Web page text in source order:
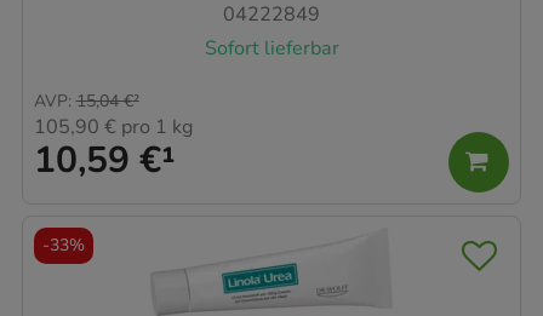
04222849
Sofort lieferbar
10,59 €¹
AVP: 15,04 €²
105,90 € pro 1 kg
-33%